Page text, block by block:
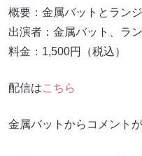
概要：金属バットとラン
出演者：金属バット、ラ
料金：1,500円（税込）
配信はこちら
金属バットからコメント